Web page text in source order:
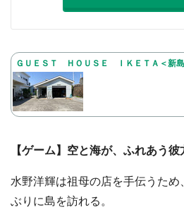
ＧＵＥＳＴ ＨＯＵＳＥ ＩＫＥＴＡ＜新
【ゲーム】空と海が、ふれあう彼
水野洋輝は祖母の店を手伝うた
ぶりに島を訪れる。